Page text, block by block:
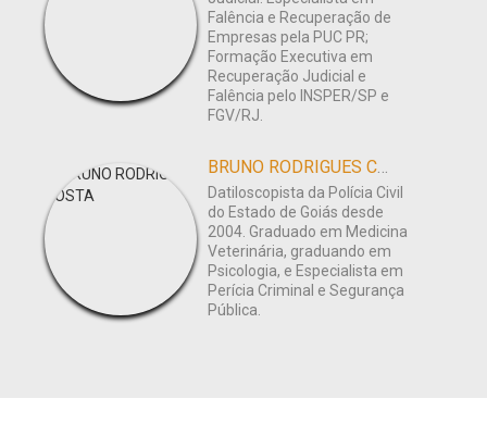
Falência e Recuperação de
Empresas pela PUC PR;
Formação Executiva em
Recuperação Judicial e
Falência pelo INSPER/SP e
FGV/RJ.
BRUNO RODRIGUES COSTA
Datiloscopista da Polícia Civil
do Estado de Goiás desde
2004. Graduado em Medicina
Veterinária, graduando em
Psicologia, e Especialista em
Perícia Criminal e Segurança
Pública.